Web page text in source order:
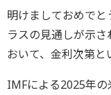
明けましておめで
ラスの見通しが示
おいて、金利次第と
IMFによる2025年